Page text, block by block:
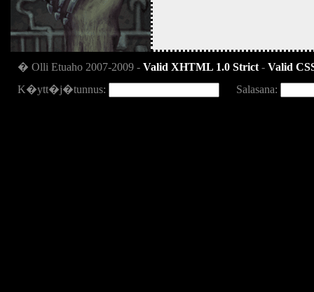
� Olli Etuaho 2007-2009 - Valid XHTML 1.0 Strict - Valid
K�ytt�j�tunnus:
Salasana: